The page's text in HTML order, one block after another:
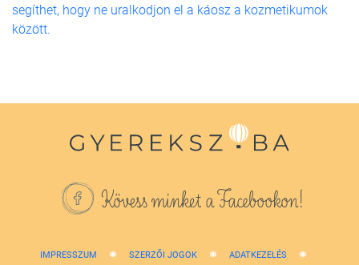
segíthet, hogy ne uralkodjon el a káosz a kozmetikumok
között.
Kövess minket a Facebookon!
IMPRESSZUM SZERZŐI JOGOK ADATKEZELÉS